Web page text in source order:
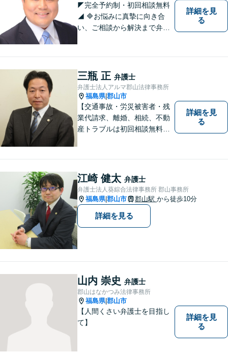
◤完全予約制・初回相談無料
◢ 🔷お悩みに真摯に向き合
い、ご相談から解決まで弁護
安心の第一歩を踏み出しまし
ょう。お気軽にお問い合わせ
ください。
詳細を見
る
三瓶 正 弁護士
弁護士法人アルマ郡山法律事務所
福島県|郡山市
【交通事故・労災被害者・残
業代請求、離婚、相続、不動
産トラブルは初回相談無料】
は着手金0円です。【電話相談
も可能】
詳細を見
る
江崎 健太 弁護士
弁護士法人葵綜合法律事務所 郡山事務所
福島県|郡山市 郡山駅 から徒歩10分
詳細を見る
山内 崇史 弁護士
郡山はなかつみ法律事務所
福島県|郡山市
【人間くさい弁護士を目指し
て】
詳細を見
る